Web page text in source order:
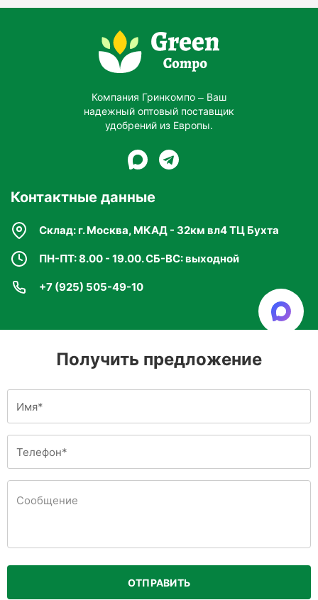
Компания Гринкомпо – Ваш
надежный оптовый поставщик
удобрений из Европы.
Контактные данные
Склад: г. Москва, МКАД - 32км вл4 ТЦ Бухта
ПН-ПТ: 8.00 - 19.00. СБ-ВС: выходной
+7 (925) 505-49-10
Получить предложение
ОТПРАВИТЬ